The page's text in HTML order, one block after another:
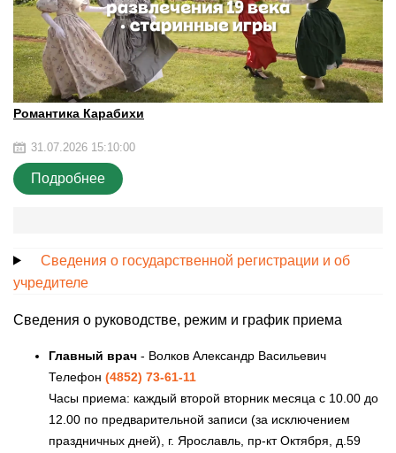
Романтика Карабихи
31.07.2026 15:10:00
Подробнее
Сведения о государственной регистрации и об
учредителе
Сведения о руководстве, режим и график приема
Главный врач - Волков Александр Васильевич
Телефон (4852) 73-61-11
Часы приема: каждый второй вторник месяца с 10.00 до
12.00 по предварительной записи (за исключением
праздничных дней), г. Ярославль, пр-кт Октября, д.59